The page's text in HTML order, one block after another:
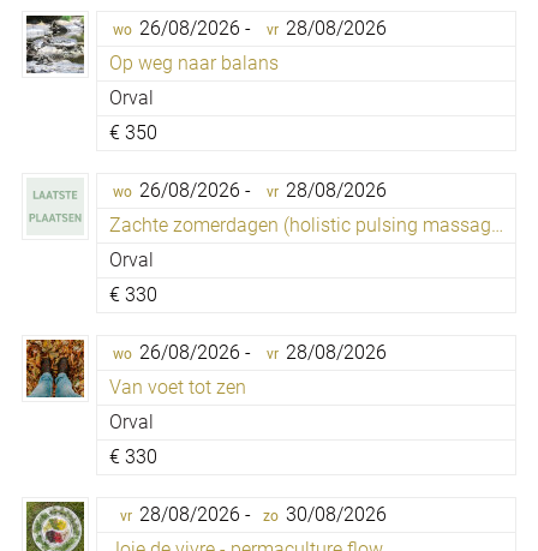
wo 26/08/2026 - vr 28/08/2026
Op weg naar balans
Orval
€ 350
wo 26/08/2026 - vr 28/08/2026
Zachte zomerdagen (holistic pulsing massage)
Orval
€ 330
wo 26/08/2026 - vr 28/08/2026
Van voet tot zen
Orval
€ 330
vr 28/08/2026 - zo 30/08/2026